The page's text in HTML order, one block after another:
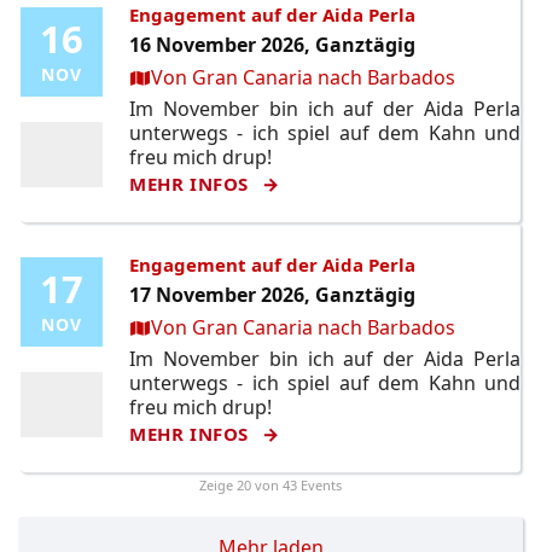
16
NOV
16
NOV
Engagement auf der Aida Perla
16 November 2026, Ganztägig
Ort:Von Gran Canaria nach Barbados
Im November bin ich auf der Aida Perla
unterwegs - ich spiel auf dem Kahn und
freu mich drup!
MEHR INFOS
17
NOV
17
NOV
Engagement auf der Aida Perla
17 November 2026, Ganztägig
Ort:Von Gran Canaria nach Barbados
Im November bin ich auf der Aida Perla
unterwegs - ich spiel auf dem Kahn und
freu mich drup!
MEHR INFOS
Zeige 20 von 43 Events